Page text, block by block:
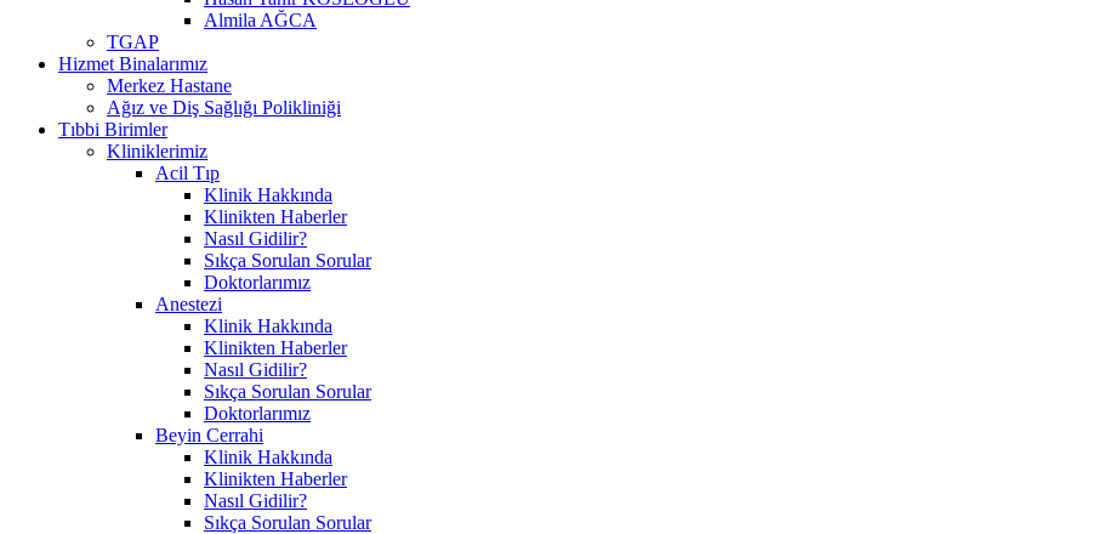
Almila AĞCA
TGAP
Hizmet Binalarımız
Merkez Hastane
Ağız ve Diş Sağlığı Polikliniği
Tıbbi Birimler
Kliniklerimiz
Acil Tıp
Klinik Hakkında
Klinikten Haberler
Nasıl Gidilir?
Sıkça Sorulan Sorular
Doktorlarımız
Anestezi
Klinik Hakkında
Klinikten Haberler
Nasıl Gidilir?
Sıkça Sorulan Sorular
Doktorlarımız
Beyin Cerrahi
Klinik Hakkında
Klinikten Haberler
Nasıl Gidilir?
Sıkça Sorulan Sorular